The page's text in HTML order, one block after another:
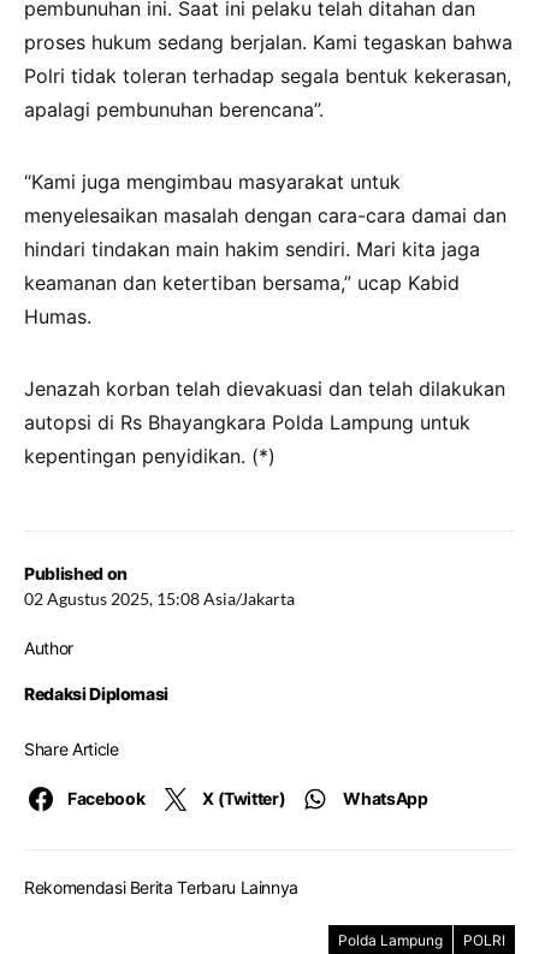
Published on
02 Agustus 2025, 15:08 Asia/Jakarta
Author
Redaksi Diplomasi
Share Article
Facebook X (Twitter) WhatsApp
pembunuhan ini. Saat ini pelaku telah ditahan dan
proses hukum sedang berjalan. Kami tegaskan bahwa
Polri tidak toleran terhadap segala bentuk kekerasan,
apalagi pembunuhan berencana”.
“Kami juga mengimbau masyarakat untuk
menyelesaikan masalah dengan cara-cara damai dan
hindari tindakan main hakim sendiri. Mari kita jaga
keamanan dan ketertiban bersama,” ucap Kabid
Humas.
Jenazah korban telah dievakuasi dan telah dilakukan
autopsi di Rs Bhayangkara Polda Lampung untuk
kepentingan penyidikan. (*)
Rekomendasi Berita Terbaru Lainnya
Polda Lampung POLRI